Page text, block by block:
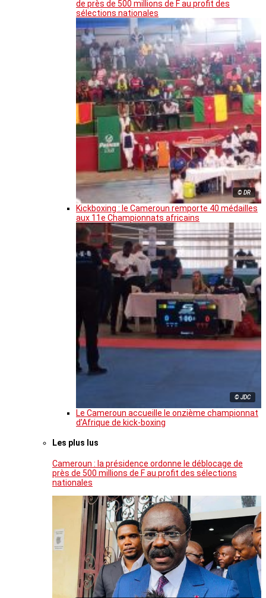
de près de 500 millions de F au profit des
sélections nationales
© DR
Kickboxing : le Cameroun remporte 40 médailles
aux 11e Championnats africains
© JDC
Le Cameroun accueille le onzième championnat
d’Afrique de kick-boxing
Les plus lus
Cameroun : la présidence ordonne le déblocage de
près de 500 millions de F au profit des sélections
nationales